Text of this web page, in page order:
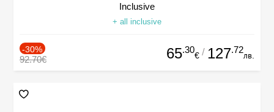
Inclusive
+ all inclusive
-30%
92.70€ 65.30
€ / 127.72
лв.